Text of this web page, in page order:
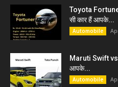
Toyota
सी कार हैं आपके...
Automobile
Maruti Swift vs
आपके...
Automobile